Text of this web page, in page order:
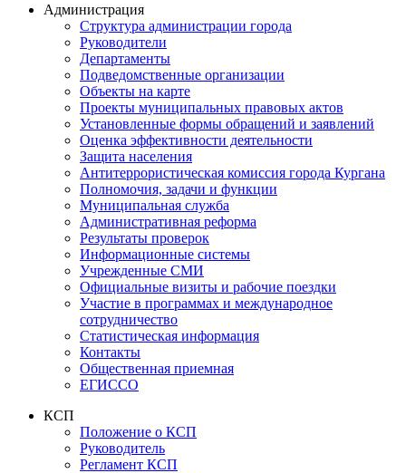
Администрация
Структура администрации города
Руководители
Департаменты
Подведомственные организации
Объекты на карте
Проекты муниципальных правовых актов
Установленные формы обращений и заявлений
Оценка эффективности деятельности
Защита населения
Антитеррористическая комиссия города Кургана
Полномочия, задачи и функции
Муниципальная служба
Административная реформа
Результаты проверок
Информационные системы
Учрежденные СМИ
Официальные визиты и рабочие поездки
Участие в программах и международное
сотрудничество
Статистическая информация
Контакты
Общественная приемная
ЕГИССО
КСП
Положение о КСП
Руководитель
Регламент КСП